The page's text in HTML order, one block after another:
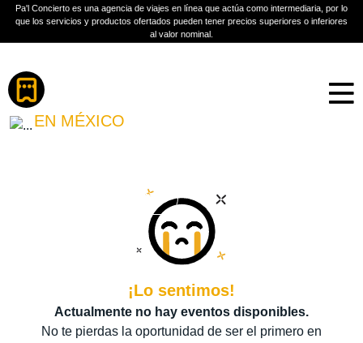
Pa'l Concierto es una agencia de viajes en línea que actúa como intermediaria, por lo
que los servicios y productos ofertados pueden tener precios superiores o inferiores
al valor nominal.
ANA GABRIEL
EN MÉXICO
Más información
¡Lo sentimos!
Actualmente no hay eventos disponibles.
No te pierdas la oportunidad de ser el primero en